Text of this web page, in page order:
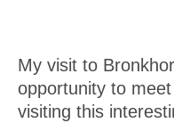
My visit to
opportunity to
visiting this